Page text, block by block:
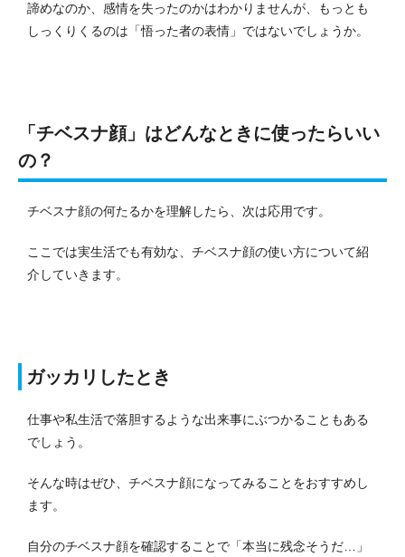
諦めなのか、感情を失ったのかはわかりませんが、もっとも
しっくりくるのは「悟った者の表情」ではないでしょうか。
「チベスナ顔」はどんなときに使ったらいい
の？
チベスナ顔の何たるかを理解したら、次は応用です。
ここでは実生活でも有効な、チベスナ顔の使い方について紹
介していきます。
ガッカリしたとき
仕事や私生活で落胆するような出来事にぶつかることもある
でしょう。
そんな時はぜひ、チベスナ顔になってみることをおすすめし
ます。
自分のチベスナ顔を確認することで「本当に残念そうだ…」